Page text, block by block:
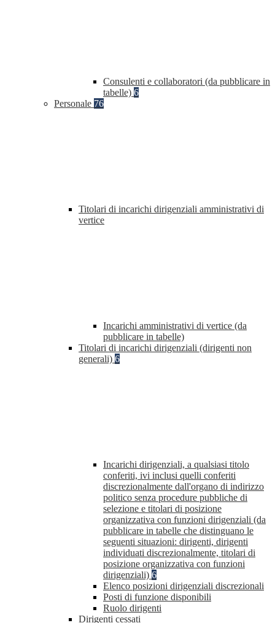
Consulenti e collaboratori (da pubblicare in
tabelle) 6
Personale 76
Titolari di incarichi dirigenziali amministrativi di
vertice
Incarichi amministrativi di vertice (da
pubblicare in tabelle)
Titolari di incarichi dirigenziali (dirigenti non
generali) 6
Incarichi dirigenziali, a qualsiasi titolo
conferiti, ivi inclusi quelli conferiti
discrezionalmente dall'organo di indirizzo
politico senza procedure pubbliche di
selezione e titolari di posizione
organizzativa con funzioni dirigenziali (da
pubblicare in tabelle che distinguano le
seguenti situazioni: dirigenti, dirigenti
individuati discrezionalmente, titolari di
posizione organizzativa con funzioni
dirigenziali) 6
Elenco posizioni dirigenziali discrezionali
Posti di funzione disponibili
Ruolo dirigenti
Dirigenti cessati